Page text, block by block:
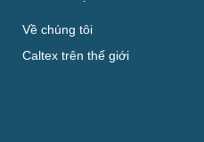
Về chúng tôi
Caltex trên thế giới